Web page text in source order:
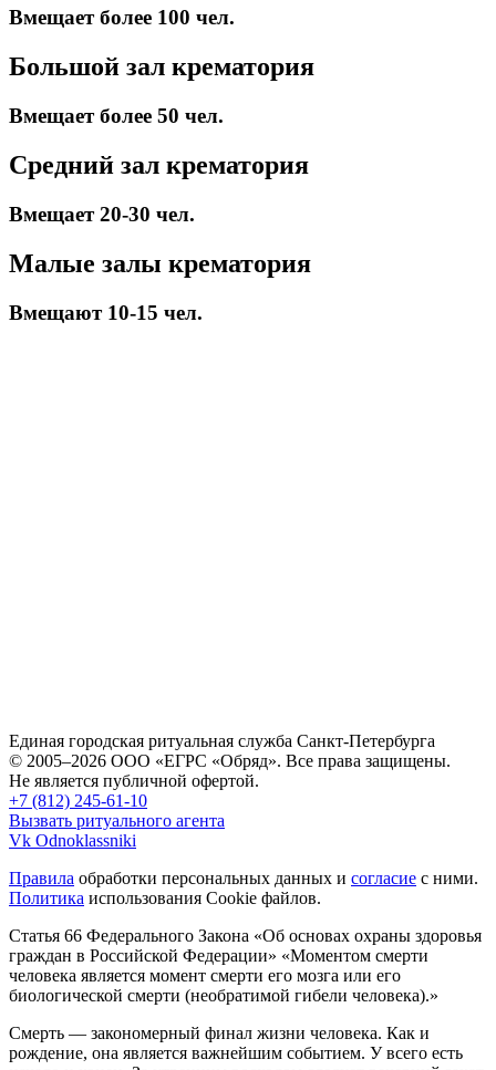
Вмещает более 100 чел.
Большой зал крематория
Вмещает более 50 чел.
Средний зал крематория
Вмещает 20-30 чел.
Малые залы крематория
Вмещают 10-15 чел.
Единая городская ритуальная служба Санкт-Петербурга
© 2005–2026 ООО «ЕГРС «Обряд». Все права защищены.
Не является публичной офертой.
+7 (812) 245-61-10
Вызвать ритуального агента
Vk Odnoklassniki
Правила обработки персональных данных и согласие с ними.
Политика использования Cookie файлов.
Статья 66 Федерального Закона «Об основах охраны здоровья
граждан в Российской Федерации» «Моментом смерти
человека является момент смерти его мозга или его
биологической смерти (необратимой гибели человека).»
Смерть — закономерный финал жизни человека. Как и
рождение, она является важнейшим событием. У всего есть